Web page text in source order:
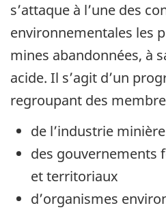
s’attaque à l’une des
environnementales les
mines abandonnées, à
acide. Il s’agit d’un
regroupant des
de l’industrie minière
des gouvernements
et territoriaux
d’organismes